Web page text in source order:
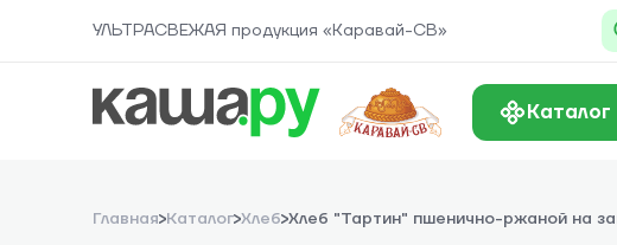
УЛЬТРАСВЕЖАЯ продукция «Каравай-СВ»
Каталог
Главная Каталог Хлеб Хлеб "Тартин" пшенично-ржаной на